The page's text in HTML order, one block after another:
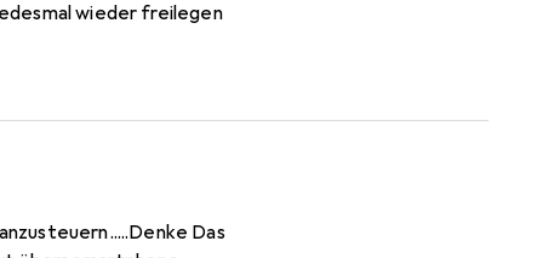
wieder freilegen
Das